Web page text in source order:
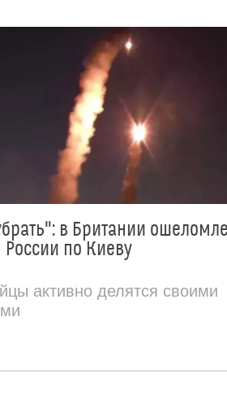
в Британии
по Киеву
активно делятся своими